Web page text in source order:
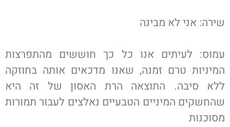
שירה: אני לא מבינה
עמוס: לעיתים אנו כל כך חוששים מהתפרצות
המיניות טרם זמנה, שאנו מדכאים אותה בחוזקה
ללא סיבה. התוצאה הרת האסון של זה היא
שהחשקים המיניים הטבעיים נאלצים לעבור תמורות
מסוכנות